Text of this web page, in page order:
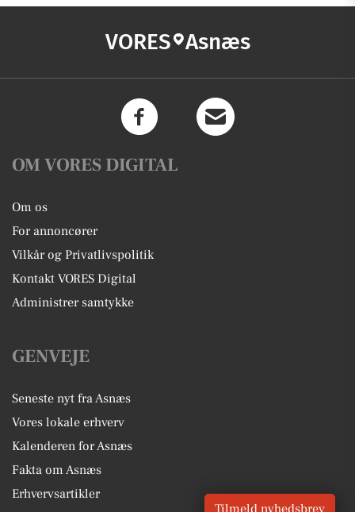
VORES Asnæs
OM VORES DIGITAL
Om os
For annoncører
Vilkår og Privatlivspolitik
Kontakt VORES Digital
Administrer samtykke
GENVEJE
Seneste nyt fra Asnæs
Vores lokale erhverv
Kalenderen for Asnæs
Fakta om Asnæs
Erhvervsartikler
Tilmeld nyhedsbrev